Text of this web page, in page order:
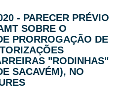
- PARECER PRÉVIO
SOBRE O
PRORROGAÇÃO DE
"RODINHAS"
SACAVÉM), NO